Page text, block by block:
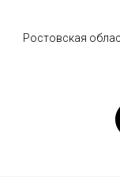
Ростовская